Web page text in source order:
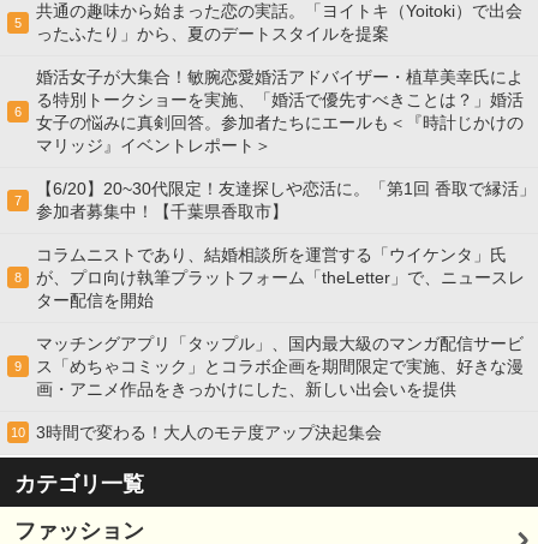
5
共通の趣味から始まった恋の実話。「ヨイトキ（Yoitoki）で出会
ったふたり」から、夏のデートスタイルを提案
6
婚活女子が大集合！敏腕恋愛婚活アドバイザー・植草美幸氏によ
る特別トークショーを実施、「婚活で優先すべきことは？」婚活
女子の悩みに真剣回答。参加者たちにエールも＜『時計じかけの
マリッジ』イベントレポート＞
7
【6/20】20~30代限定！友達探しや恋活に。「第1回 香取で縁活」
参加者募集中！【千葉県香取市】
8
コラムニストであり、結婚相談所を運営する「ウイケンタ」氏
が、プロ向け執筆プラットフォーム「theLetter」で、ニュースレ
ター配信を開始
9
マッチングアプリ「タップル」、国内最大級のマンガ配信サービ
ス「めちゃコミック」とコラボ企画を期間限定で実施、好きな漫
画・アニメ作品をきっかけにした、新しい出会いを提供
10 3時間で変わる！大人のモテ度アップ決起集会
カテゴリ一覧
ファッション